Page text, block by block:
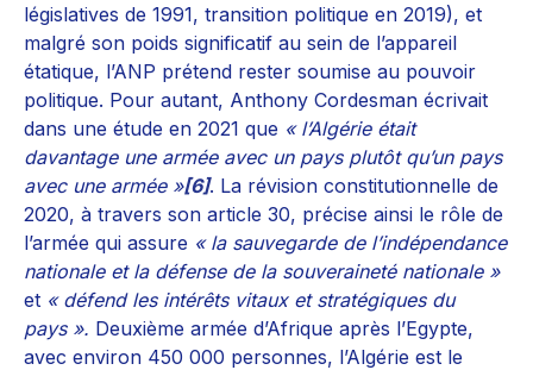
législatives de 1991, transition politique en 2019), et
malgré son poids significatif au sein de l’appareil
étatique, l’ANP prétend rester soumise au pouvoir
politique. Pour autant, Anthony Cordesman écrivait
dans une étude en 2021 que « l’Algérie était
davantage une armée avec un pays plutôt qu’un pays
avec une armée »[6]. La révision constitutionnelle de
2020, à travers son article 30, précise ainsi le rôle de
l’armée qui assure « la sauvegarde de l’indépendance
nationale et la défense de la souveraineté nationale »
et « défend les intérêts vitaux et stratégiques du
pays ». Deuxième armée d’Afrique après l’Egypte,
avec environ 450 000 personnes, l’Algérie est le